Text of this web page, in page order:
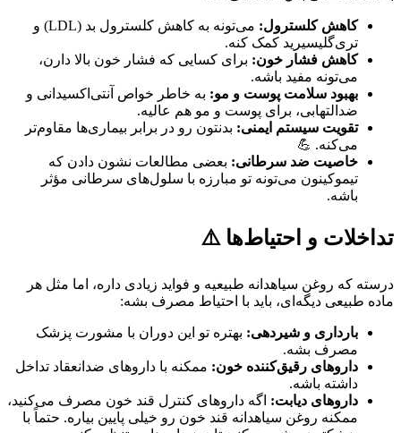
کاهش کلسترول:
می‌تونه به کاهش کلسترول بد (LDL) و
تری‌گلیسیرید کمک کنه.
کاهش فشار خون: برای کسایی که فشار خون بالا دارن،
می‌تونه مفید باشه.
بهبود سلامت پوست و مو: به خاطر خواص آنتی‌اکسیدانی و
ضدالتهابی، برای پوست و مو هم عالیه.
تقویت سیستم ایمنی: بدنتون رو در برابر بیماری‌ها مقاوم‌تر
می‌کنه. 💪
خاصیت ضد سرطانی: بعضی مطالعات نشون دادن که
تیموکینون می‌تونه تو مبارزه با سلول‌های سرطانی مؤثر
باشه.
تداخلات و احتیاط‌ها ⚠️
درسته که روغن سیاهدانه طبیعیه و فواید زیادی داره، اما مثل هر
ماده طبیعی دیگه‌ای، باید با احتیاط مصرف بشه:
بارداری و شیردهی: بهتره تو این دوران با مشورت پزشک
مصرف بشه.
داروهای رقیق‌کننده خون: ممکنه با داروهای ضدانعقاد تداخل
داشته باشه.
داروهای دیابت: اگه داروهای کنترل قند خون مصرف می‌کنید،
ممکنه روغن سیاهدانه قند خون رو خیلی پایین بیاره. حتماً با